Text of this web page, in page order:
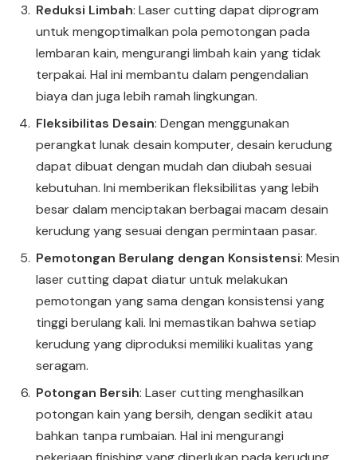
Reduksi Limbah: Laser cutting dapat diprogram
untuk mengoptimalkan pola pemotongan pada
lembaran kain, mengurangi limbah kain yang tidak
terpakai. Hal ini membantu dalam pengendalian
biaya dan juga lebih ramah lingkungan.
Fleksibilitas Desain: Dengan menggunakan
perangkat lunak desain komputer, desain kerudung
dapat dibuat dengan mudah dan diubah sesuai
kebutuhan. Ini memberikan fleksibilitas yang lebih
besar dalam menciptakan berbagai macam desain
kerudung yang sesuai dengan permintaan pasar.
Pemotongan Berulang dengan Konsistensi: Mesin
laser cutting dapat diatur untuk melakukan
pemotongan yang sama dengan konsistensi yang
tinggi berulang kali. Ini memastikan bahwa setiap
kerudung yang diproduksi memiliki kualitas yang
seragam.
Potongan Bersih: Laser cutting menghasilkan
potongan kain yang bersih, dengan sedikit atau
bahkan tanpa rumbaian. Hal ini mengurangi